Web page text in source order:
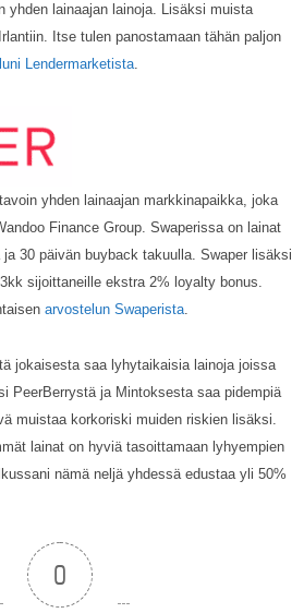
yhden lainaajan lainoja. Lisäksi muista
Itse tulen panostamaan tähän paljon
Lendermarketista.
yhden lainaajan markkinapaikka, joka
Finance Group. Swaperissa on lainat
30 päivän buyback takuulla. Swaper lisäksi
sijoittaneille ekstra 2% loyalty bonus.
arvostelun Swaperista.
jokaisesta saa lyhytaikaisia lainoja joissa
PeerBerrystä ja Mintoksesta saa pidempiä
muistaa korkoriski muiden riskien lisäksi.
lainat on hyviä tasoittamaan lyhyempien
nämä neljä yhdessä edustaa yli 50%
0